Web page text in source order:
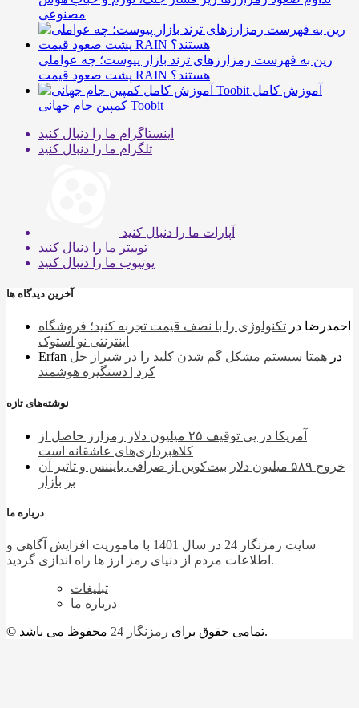
مصنوعی
رین به فهرست رمزارزهای ترند بازار پیوست؛ چه عواملی
پشت صعود قیمت RAIN هستند؟
آموزش کامل
کمپین جام جهانی Toobit
اینستاگرام ما را دنبال کنید
تلگرام ما را دنبال کنید
آپارات ما را دنبال کنید
توییتر ما را دنبال کنید
یوتیوب ما را دنبال کنید
آخرین دیدگاه ها
احمدرضا در تکنولوژی را با نصف قیمت تجربه کنید؛ فروشگاه
اینترنتی نو استوک
Erfan
در همتا سیستم مشکل گم شدن کلید را در شیراز حل
کرد | دستگیره هوشمند
نوشته‌های تازه
آمریکا در پی توقیف ۲۵ میلیون دلار رمزارز حاصل از
کلاهبرداری‌های عاشقانه است
خروج ۵۸۹ میلیون دلار بیت‌کوین از صرافی بایننس و تاثیر آن
بر بازار
درباره ما
سایت رمزنگار 24 در سال 1401 با ماموریت افزایش آگاهی و
اطلاعات مردم از دنیای رمز ارز ها راه اندازی گردید.
تبلیغات
درباره ما
© تمامی حقوق برای رمزنگار 24 محفوظ می باشد.